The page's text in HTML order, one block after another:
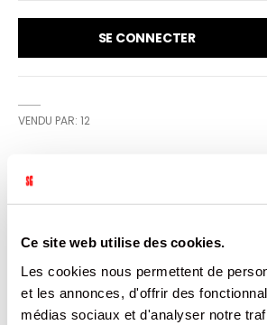
Ce site web utilise des cookies.
Les cookies nous permettent de
et les annonces, d'offrir des
médias sociaux et d'analyser notre
SE CONNECTER
VENDU PAR: 12
INFORMATION
Retrouvez le goût unique Regular de
Tiger dans un format unique 500ml à
avec vous ! Une recette
plus de 2 fois moins sucrée que la
Idéal pour les petites soifs.